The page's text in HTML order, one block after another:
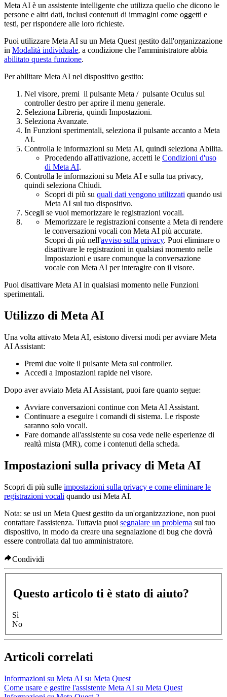
Meta AI è un assistente intelligente che utilizza quello che dicono le
persone e altri dati, inclusi contenuti di immagini come oggetti e
testi, per rispondere alle loro richieste.
Puoi utilizzare Meta AI su un Meta Quest gestito dall'organizzazione
in Modalità individuale, a condizione che l'amministratore abbia
abilitato questa funzione.
Per abilitare Meta AI nel dispositivo gestito:
Nel visore, premi il pulsante Meta / pulsante Oculus sul
controller destro per aprire il menu generale.
Seleziona Libreria, quindi Impostazioni.
Seleziona Avanzate.
In Funzioni sperimentali, seleziona il pulsante accanto a Meta
AI.
Controlla le informazioni su Meta AI, quindi seleziona Abilita.
Procedendo all'attivazione, accetti le Condizioni d'uso
di Meta AI.
Controlla le informazioni su Meta AI e sulla tua privacy,
quindi seleziona Chiudi.
Scopri di più su quali dati vengono utilizzati quando usi
Meta AI sul tuo dispositivo.
Scegli se vuoi memorizzare le registrazioni vocali.
Memorizzare le registrazioni consente a Meta di rendere
le conversazioni vocali con Meta AI più accurate.
Scopri di più nell'avviso sulla privacy. Puoi eliminare o
disattivare le registrazioni in qualsiasi momento nelle
Impostazioni e usare comunque la conversazione
vocale con Meta AI per interagire con il visore.
Puoi disattivare Meta AI in qualsiasi momento nelle Funzioni
sperimentali.
Utilizzo di Meta AI
Una volta attivato Meta AI, esistono diversi modi per avviare Meta
AI Assistant:
Premi due volte il pulsante Meta sul controller.
Accedi a Impostazioni rapide nel visore.
Dopo aver avviato Meta AI Assistant, puoi fare quanto segue:
Avviare conversazioni continue con Meta AI Assistant.
Continuare a eseguire i comandi di sistema. Le risposte
saranno solo vocali.
Fare domande all'assistente su cosa vede nelle esperienze di
realtà mista (MR), come i contenuti della scheda.
Impostazioni sulla privacy di Meta AI
Scopri di più sulle impostazioni sulla privacy e come eliminare le
registrazioni vocali quando usi Meta AI.
Nota: se usi un Meta Quest gestito da un'organizzazione, non puoi
contattare l'assistenza. Tuttavia puoi segnalare un problema sul tuo
dispositivo, in modo da creare una segnalazione di bug che dovrà
essere controllata dal tuo amministratore.
Condividi
Questo articolo ti è stato di aiuto?
Sì
No
Articoli correlati
Informazioni su Meta AI su Meta Quest
Come usare e gestire l'assistente Meta AI su Meta Quest